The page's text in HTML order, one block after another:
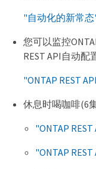
"自动化的新常
您可以监控
REST API自动配
"ONTAP REST
休息时喝咖啡(6
"ONTAP
"ONTAP